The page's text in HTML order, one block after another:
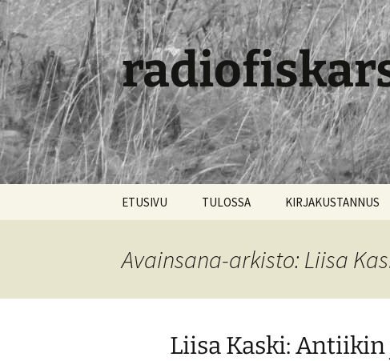
ETUSIVU TULOSSA KIRJAKUSTANNUS
Avainsana-arkisto: Liisa
Liisa Kaski: